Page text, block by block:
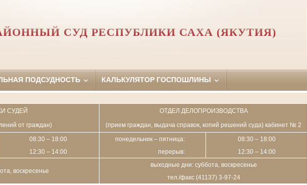
СУД РЕСПУБЛИКИ САХА (ЯКУТИЯ)
ПОДСУДНОСТЬ КАЛЬКУЛЯТОР ГОСПОШЛИНЫ
СУДЕЙ
от граждан)
ОТДЕЛ ДЕЛОПРОИЗВОДСТВА
(прием граждан, выдача справок, копий решений суда) кабинет № 2
08:30 – 18:00
12:30 – 14:00
понедельник – пятница:
перерыв:
08:30 – 18:00
12:30 – 14:00
воскресенье
выходные дни: суббота, воскресенье
тел./факс (41137) 3-97-24